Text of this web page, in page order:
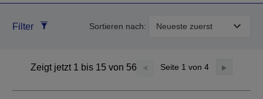
Filter Sortieren nach:
Zeigt jetzt 1 bis 15 von 56 Seite 1 von 4